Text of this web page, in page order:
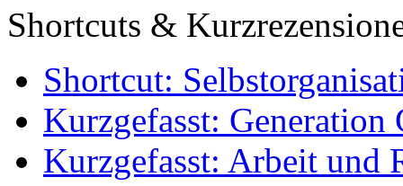
Shortcuts &
Shortcut:
Kurzgefasst: Generation
Kurzgefasst: Arbeit und